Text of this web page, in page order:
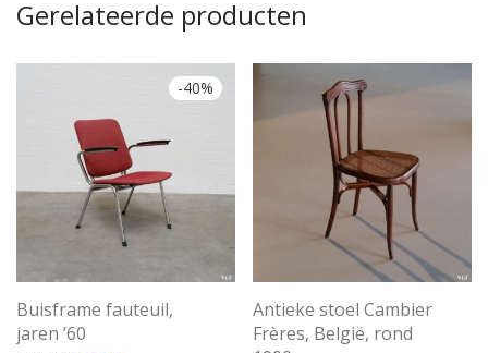
Gerelateerde producten
-40%
Buisframe fauteuil,
jaren ’60
Antieke stoel Cambier
Frères, België, rond